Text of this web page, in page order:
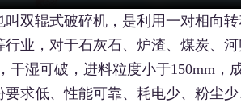
叫双辊式破碎机，是利用一对相向
行业，对于石灰石、炉渣、煤炭、
干湿可破，进料粒度小于150mm
要求低、性能可靠、耗电少、粉尘